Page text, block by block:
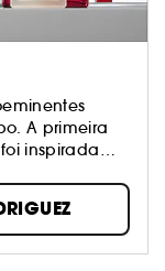
A primeira
inspirada
como um
depois, a
se num
os